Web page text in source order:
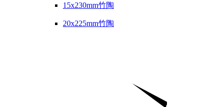
15x230mm竹陶
20x225mm竹陶